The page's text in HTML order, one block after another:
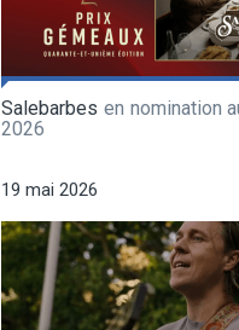
Salebarbes en nomination
2026
19 mai 2026